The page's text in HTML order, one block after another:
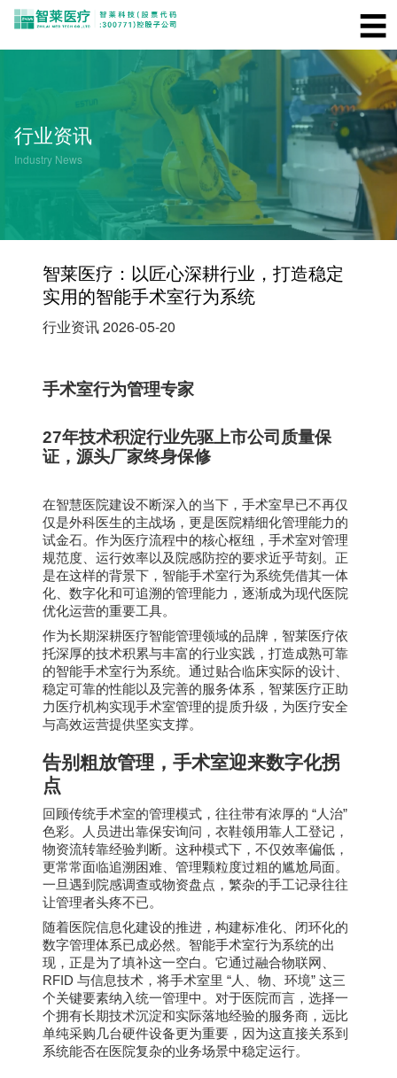
行业资讯
Industry News
智莱医疗：以匠心深耕行业，打造稳定
实用的智能手术室行为系统
行业资讯2026-05-20
手术室行为管理专家
27年技术积淀行业先驱上市公司质量保
证，源头厂家终身保修
在智慧医院建设不断深入的当下，手术室早已不再仅
仅是外科医生的主战场，更是医院精细化管理能力的
试金石。作为医疗流程中的核心枢纽，手术室对管理
规范度、运行效率以及院感防控的要求近乎苛刻。正
是在这样的背景下，智能手术室行为系统凭借其一体
化、数字化和可追溯的管理能力，逐渐成为现代医院
优化运营的重要工具。
作为长期深耕医疗智能管理领域的品牌，智莱医疗依
托深厚的技术积累与丰富的行业实践，打造成熟可靠
的智能手术室行为系统。通过贴合临床实际的设计、
稳定可靠的性能以及完善的服务体系，智莱医疗正助
力医疗机构实现手术室管理的提质升级，为医疗安全
与高效运营提供坚实支撑。
告别粗放管理，手术室迎来数字化拐
点
回顾传统手术室的管理模式，往往带有浓厚的 “人治”
色彩。人员进出靠保安询问，衣鞋领用靠人工登记，
物资流转靠经验判断。这种模式下，不仅效率偏低，
更常常面临追溯困难、管理颗粒度过粗的尴尬局面。
一旦遇到院感调查或物资盘点，繁杂的手工记录往往
让管理者头疼不已。
随着医院信息化建设的推进，构建标准化、闭环化的
数字管理体系已成必然。智能手术室行为系统的出
现，正是为了填补这一空白。它通过融合物联网、
RFID 与信息技术，将手术室里 “人、物、环境” 这三
个关键要素纳入统一管理中。对于医院而言，选择一
个拥有长期技术沉淀和实际落地经验的服务商，远比
单纯采购几台硬件设备更为重要，因为这直接关系到
系统能否在医院复杂的业务场景中稳定运行。
☰